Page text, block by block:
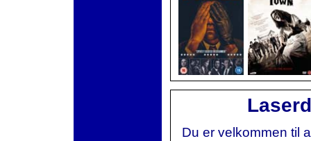
Du er velkommen til